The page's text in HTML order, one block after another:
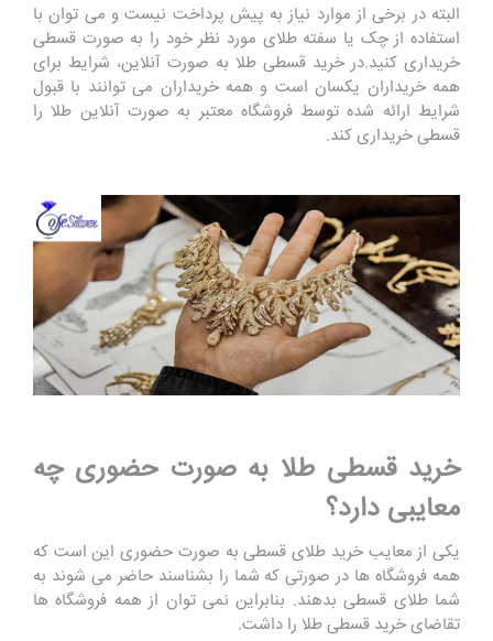
البته در برخی از موارد نیاز به پیش پرداخت نیست و می توان با
استفاده از چک یا سفته طلای مورد نظر خود را به صورت قسطی
خریداری کنید.در خرید قسطی طلا به صورت آنلاین، شرایط برای
همه خریداران یکسان است و همه خریداران می توانند با قبول
شرایط ارائه شده توسط فروشگاه معتبر به صورت آنلاین طلا را
قسطی خریداری کند.
خرید قسطی طلا به صورت حضوری چه
معایبی دارد؟
یکی از معایب خرید طلای قسطی به صورت حضوری این است که
همه فروشگاه ها در صورتی که شما را بشناسند حاضر می شوند به
شما طلای قسطی بدهند. بنابراین نمی توان از همه فروشگاه ها
تقاضای خرید قسطی طلا را داشت.